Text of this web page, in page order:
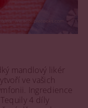
mandlový likér
ve vašich
Ingredience
4 díly